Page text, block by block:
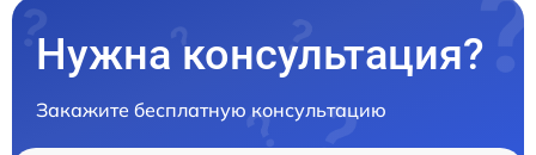
Нужна консультация?
Закажите бесплатную консультацию